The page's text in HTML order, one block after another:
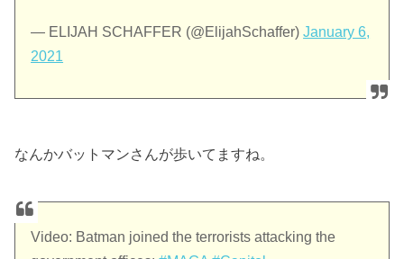
— ELIJAH SCHAFFER (@ElijahSchaffer)January 6,
2021
なんかバットマンさんが歩いてますね。
Video: Batman joined the terrorists attacking the